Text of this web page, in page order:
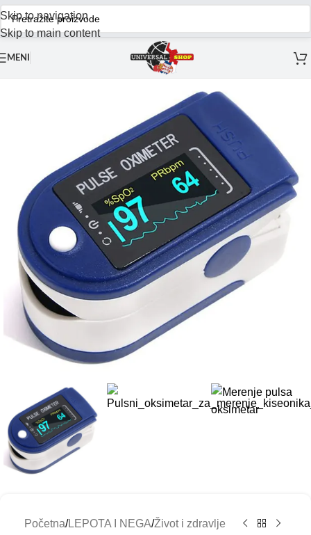
Skip to navigation
Skip to main content
MENI
Početna/LEPOTA I NEGA/Život i zdravlje